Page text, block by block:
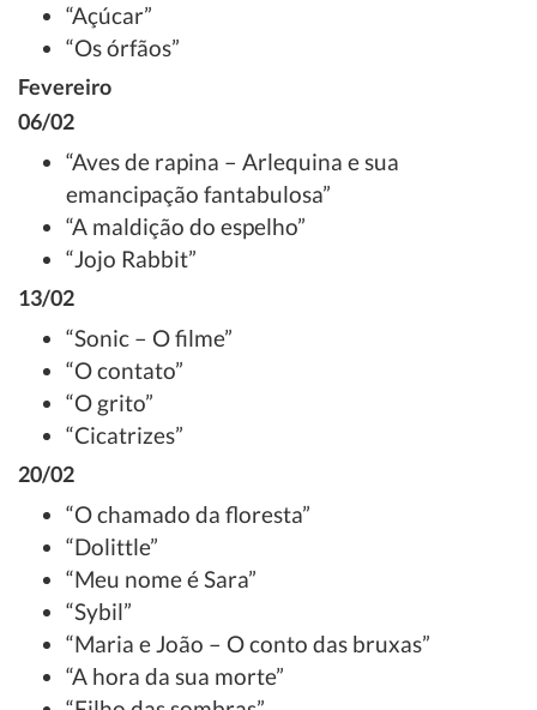
“Açúcar”
“Os órfãos”
Fevereiro
06/02
“Aves de rapina – Arlequina e sua
emancipação fantabulosa”
“A maldição do espelho”
“Jojo Rabbit”
13/02
“Sonic – O filme”
“O contato”
“O grito”
“Cicatrizes”
20/02
“O chamado da floresta”
“Dolittle”
“Meu nome é Sara”
“Sybil”
“Maria e João – O conto das bruxas”
“A hora da sua morte”